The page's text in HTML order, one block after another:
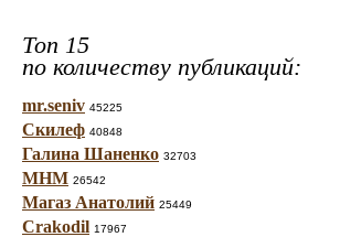
Топ 15
по количеству публикаций:
mr.seniv 45225
Скилеф 40848
Галина Шаненко 32703
МНМ 26542
Магаз Анатолий 25449
Crakodil 17967